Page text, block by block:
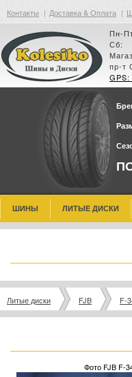
Контакты | Доставка & Оплата |
Пн-
Сб:
пр-т
GPS:
ШИНЫ ЛИТЫЕ ДИСКИ
Литые диски FJB F-
Фото FJB F-